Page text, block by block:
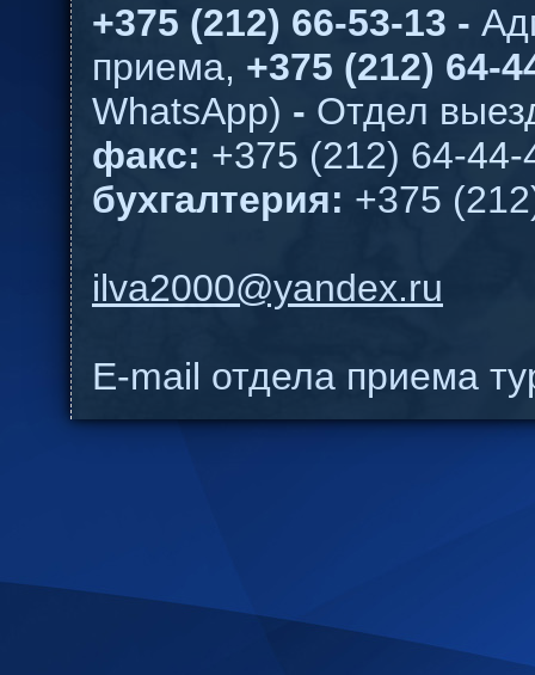
+375 (212) 66-53-13 -
приема, +375 (212) 64-
WhatsApp) - Отдел
факс: +375 (212) 64-44-
бухгалтерия: +375
ilva2000@yandex.ru
E-mail отдела приема